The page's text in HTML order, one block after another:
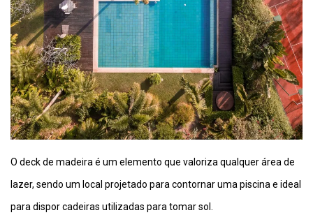
O deck de madeira é um elemento que valoriza qualquer área de
lazer, sendo um local projetado para contornar uma piscina e ideal
para dispor cadeiras utilizadas para tomar sol.